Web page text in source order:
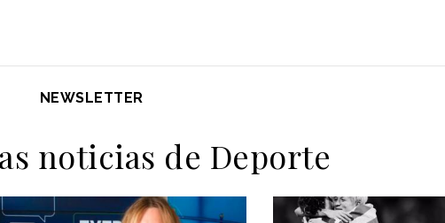
NEWSLETTER
noticias de Deporte